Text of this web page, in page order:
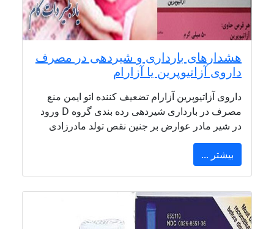
هشدارهای بارداری و شیردهی در مصرف
داروی آزاتیوپرین یا آزارام
داروی آزاتیوپرین آزارام تضعیف کننده اتو ایمن منع
مصرف در بارداری شیردهی رده بندی گروه D ورود
در شیر مادر عوارض بر جنین نقص تولد مادرزادی
بیشتر ...